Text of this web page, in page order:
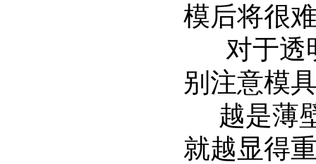
模后将很
对于透
别注意模
越是薄
就越显得